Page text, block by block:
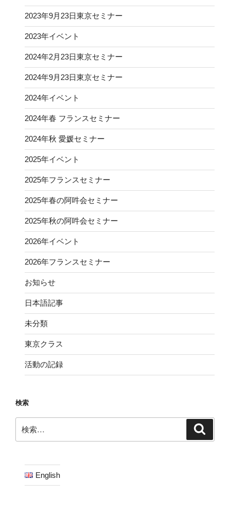
2023年9月23日東京セミナー
2023年イベント
2024年2月23日東京セミナー
2024年9月23日東京セミナー
2024年イベント
2024年春 フランスセミナー
2024年秋 愛媛セミナー
2025年イベント
2025年フランスセミナー
2025年春の阿吽会セミナー
2025年秋の阿吽会セミナー
2026年イベント
2026年フランスセミナー
お知らせ
日本語記事
未分類
東京クラス
活動の記録
検索
索:
English